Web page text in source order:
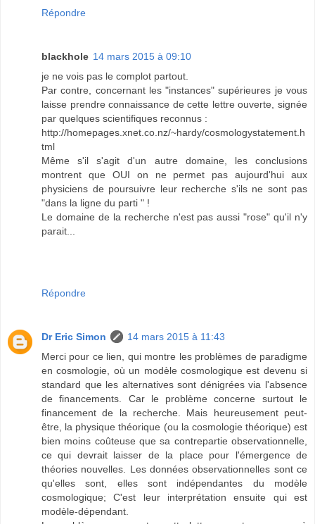
Répondre
blackhole 14 mars 2015 à 09:10
je ne vois pas le complot partout.
Par contre, concernant les "instances" supérieures je vous
laisse prendre connaissance de cette lettre ouverte, signée
par quelques scientifiques reconnus :
http://homepages.xnet.co.nz/~hardy/cosmologystatement.h
tml
Même s'il s'agit d'un autre domaine, les conclusions
montrent que OUI on ne permet pas aujourd'hui aux
physiciens de poursuivre leur recherche s'ils ne sont pas
"dans la ligne du parti " !
Le domaine de la recherche n'est pas aussi "rose" qu'il n'y
parait...
Répondre
Dr Eric Simon
14 mars 2015 à 11:43
Merci pour ce lien, qui montre les problèmes de paradigme
en cosmologie, où un modèle cosmologique est devenu si
standard que les alternatives sont dénigrées via l'absence
de financements. Car le problème concerne surtout le
financement de la recherche. Mais heureusement peut-
être, la physique théorique (ou la cosmologie théorique) est
bien moins coûteuse que sa contrepartie observationnelle,
ce qui devrait laisser de la place pour l'émergence de
théories nouvelles. Les données observationnelles sont ce
qu'elles sont, elles sont indépendantes du modèle
cosmologique; C'est leur interprétation ensuite qui est
modèle-dépendant.